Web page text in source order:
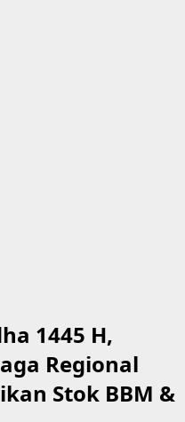
1445 H,
Regional
Stok BBM &